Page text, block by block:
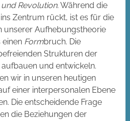
Revolution. Während die
Zentrum rückt, ist es für die
unserer Aufhebungstheorie
einen Formbruch. Die
Strukturen der
und entwickeln.
wir in unseren heutigen
einer interpersonalen Ebene
Die entscheidende Frage
die Beziehungen der